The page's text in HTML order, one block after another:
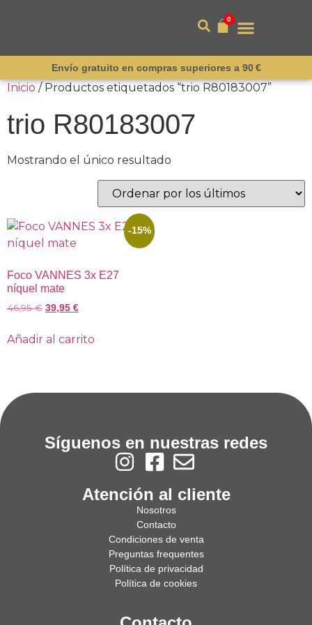
0
Envío gratuito en compras superiores a 90 €
Inicio/ Productos etiquetados “trio R80183007”
trio R80183007
Mostrando el único resultado
-15%
Foco VANNES 3x E27
níquel mate
46,95€ 39,95 €
Añadir al carrito
Síguenos en nuestras redes
Atención al cliente
Nosotros
Contacto
Condiciones de venta
Preguntas frequentes
Política de privacidad
Política de cookies